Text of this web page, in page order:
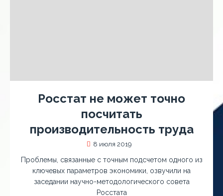
Росстат не может точно
посчитать
производительность труда
8 июля 2019
Проблемы, связанные с точным подсчетом одного из
ключевых параметров экономики, озвучили на
заседании научно-методологического совета
Росстата